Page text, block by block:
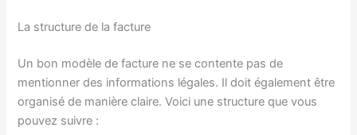
La structure de la facture
Un bon modèle de facture ne se contente pas de
mentionner des informations légales. Il doit également être
organisé de manière claire. Voici une structure que vous
pouvez suivre :